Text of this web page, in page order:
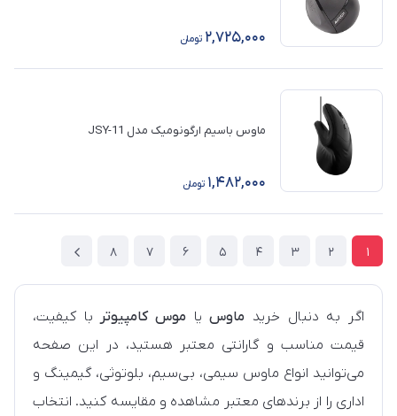
2,725,000 تومان
ماوس باسیم ارگونومیک مدل JSY-11
1,482,000 تومان
1
2
3
4
5
6
7
8
اگر به دنبال خرید ماوس یا موس کامپیوتر با کیفیت،
قیمت مناسب و گارانتی معتبر هستید، در این صفحه
می‌توانید انواع ماوس سیمی، بی‌سیم، بلوتوثی، گیمینگ و
اداری را از برندهای معتبر مشاهده و مقایسه کنید. انتخاب